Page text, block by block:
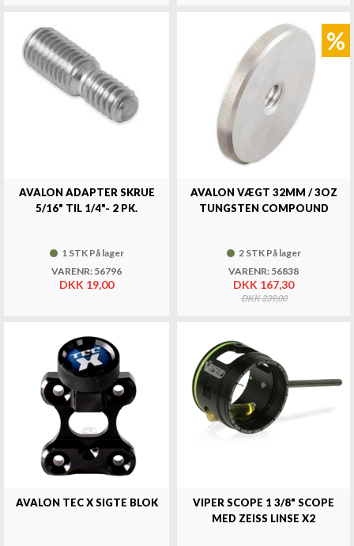
AVALON ADAPTER SKRUE
5/16" TIL 1/4"- 2 PK.
1 STK På lager
VARENR: 56796
DKK 19,00
AVALON VÆGT 32MM / 3OZ
TUNGSTEN COMPOUND
2 STK På lager
VARENR: 56838
DKK 167,30
DKK 239,00
%
AVALON TEC X SIGTE BLOK
VIPER SCOPE 1 3/8" SCOPE
MED ZEISS LINSE X2